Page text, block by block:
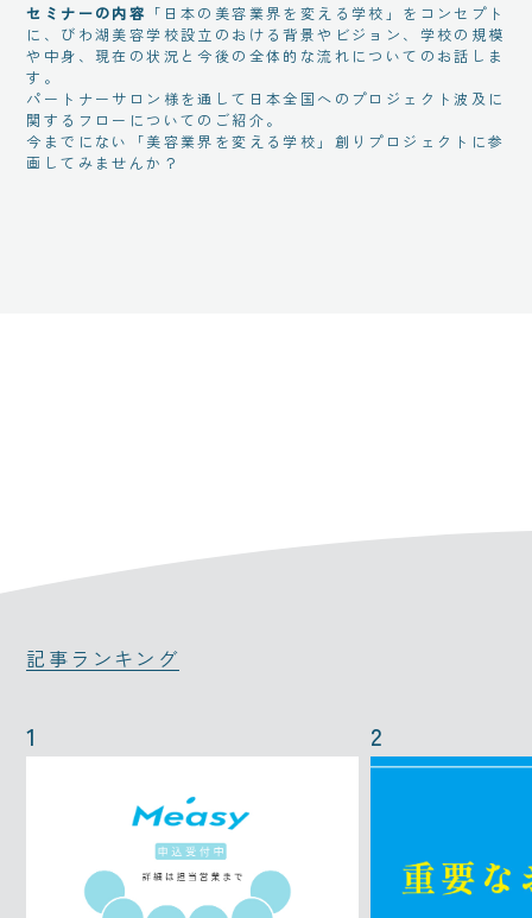
セミナーの内容 「日本の美容業界を変える学校」をコンセプト
に、びわ湖美容学校設立のおける背景やビジョン、学校の規模
や中身、現在の状況と今後の全体的な流れについてのお話しま
す。
パートナーサロン様を通して日本全国へのプロジェクト波及に
関するフローについてのご紹介。
今までにない「美容業界を変える学校」創りプロジェクトに参
画してみませんか？
記事ランキング